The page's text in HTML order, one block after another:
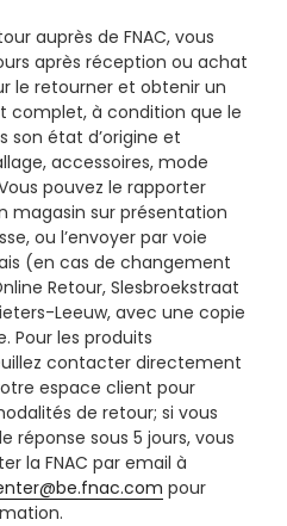
auprès de FNAC, vous
après réception ou achat
le retourner et obtenir un
complet, à condition que le
son état d’origine et
accessoires, mode
pouvez le rapporter
magasin sur présentation
ou l’envoyer par voie
(en cas de changement
Retour, Slesbroekstraat
Leeuw, avec une copie
Pour les produits
contacter directement
espace client pour
de retour; si vous
réponse sous 5 jours, vous
la FNAC par email à
pour